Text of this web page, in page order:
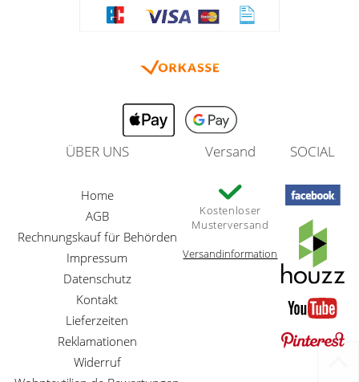
ÜBER UNS
Home
AGB
Rechnungskauf für Behörden
Impressum
Datenschutz
Kontakt
Lieferzeiten
Reklamationen
Widerruf
Versand
Kostenloser
Musterversand
Versandinformation
SOCIAL